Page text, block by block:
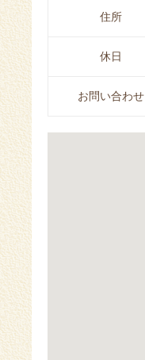
住所
休日
お問い合わせ